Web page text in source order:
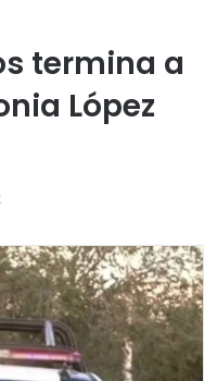
termina a
López